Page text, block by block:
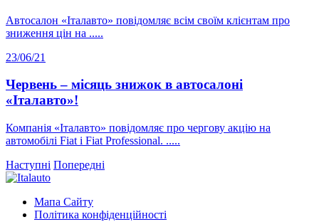
Автосалон «Італавто» повідомляє всім своїм клієнтам про
зниження цін на .....
23/06/21
Червень – місяць знижок в автосалоні
«Італавто»!
Компанія «Італавто» повідомляє про чергову акцію на
автомобілі Fiat і Fiat Professional. .....
Наступні Попередні
Мапа Сайту
Політика конфіденційності